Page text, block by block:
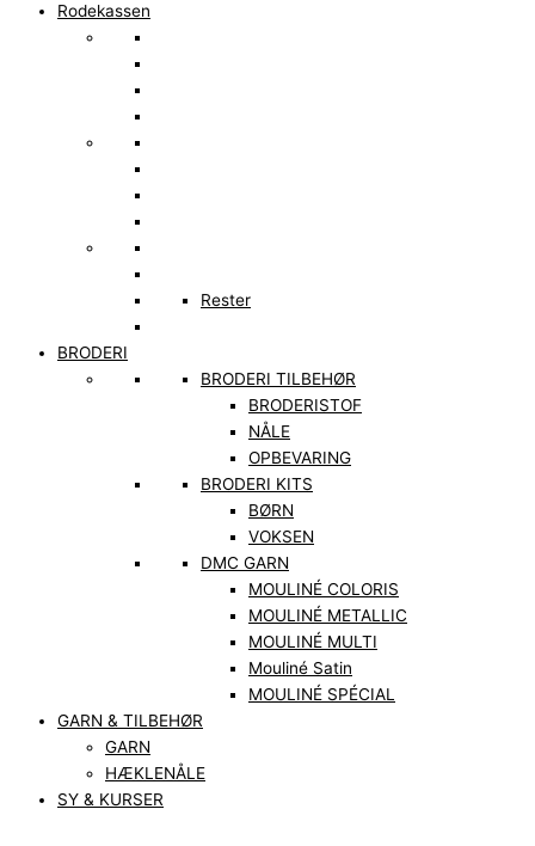
Rodekassen
Rester
BRODERI
BRODERI TILBEHØR
BRODERISTOF
NÅLE
OPBEVARING
BRODERI KITS
BØRN
VOKSEN
DMC GARN
MOULINÉ COLORIS
MOULINÉ METALLIC
MOULINÉ MULTI
Mouliné Satin
MOULINÉ SPÉCIAL
GARN & TILBEHØR
GARN
HÆKLENÅLE
SY & KURSER